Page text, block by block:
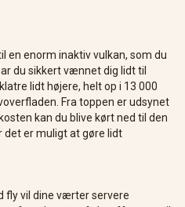
en enorm inaktiv vulkan, som du
du sikkert vænnet dig lidt til
lidt højere, helt op i 13 000
Fra toppen er udsynet
kan du blive kørt ned til den
det er muligt at gøre lidt
fly vil dine værter servere